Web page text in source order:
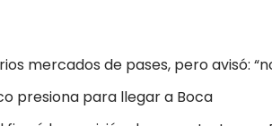
mercados de pases, pero avisó:
presiona para llegar a Boca